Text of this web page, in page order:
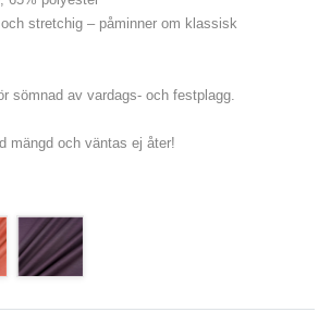
stretchig – påminner om klassisk
sömnad av vardags- och festplagg.
mängd och väntas ej åter!